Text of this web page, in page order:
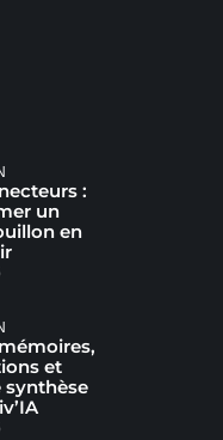
:
un
en
et
synthèse